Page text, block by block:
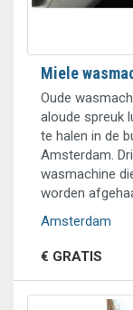
Miele
Oude
aloude spreuk
te halen in de
Amsterdam.
wasmachine
worden
Amsterdam
€ GRATIS